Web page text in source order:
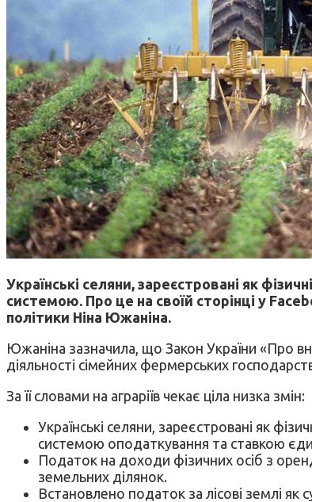
Українські селяни, зареєстровані як
системою. Про це на своїй сторінці у
політики Ніна Южаніна.
Южаніна зазначила, що Закон України «Про
діяльності сімейних фермерських
За її словами на аграріїв чекає ціла низка змін:
Українські селяни, зареєстровані як
системою оподаткування та ставкою
Податок на доходи фізичних осіб з
земельних ділянок.
Встановлено податок за лісові землі як